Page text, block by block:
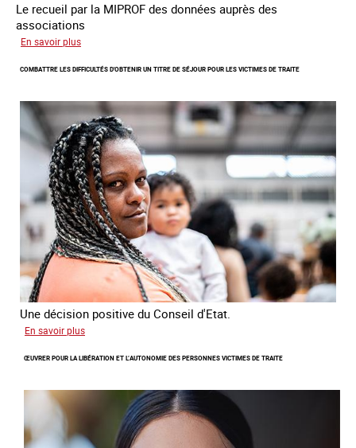
Le recueil par la MIPROF des données auprès des
associations
En savoir plus
de
2026
sur
les
victimes
de
traite
COMBATTRE LES DIFFICULTÉS D'OBTENIR UN TITRE DE SÉJOUR POUR LES VICTIMES DE TRAITE
Une décision positive du Conseil d'Etat.
En savoir plus
les
d'obtenir
de
ŒUVRER POUR LA LIBÉRATION ET L’AUTONOMIE DES PERSONNES VICTIMES DE TRAITE